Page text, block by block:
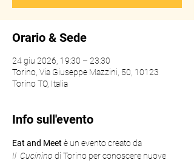
Orario & Sede
24 giu 2026, 19:30 – 23:30
Torino, Via Giuseppe Mazzini, 50, 10123
Torino TO, Italia
Info sull'evento
Eat and Meet è un evento creato da
Il Cucinino di Torino per conoscere nuove